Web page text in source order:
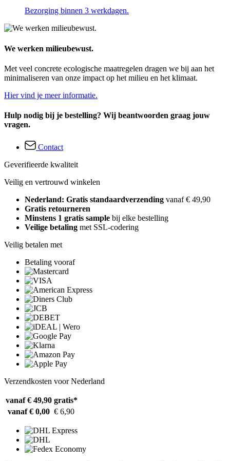
Bezorging binnen 3 werkdagen.
We werken milieubewust.
Met veel concrete ecologische maatregelen dragen we bij aan het
minimaliseren van onze impact op het milieu en het klimaat.
Hier vind je meer informatie.
Hulp nodig bij je bestelling? Wij beantwoorden graag jouw
vragen.
Contact
Geverifieerde kwaliteit
Veilig en vertrouwd winkelen
Nederland: Gratis standaardverzending vanaf € 49,90
Gratis retourneren
Minstens 1 gratis sample bij elke bestelling
Veilige betaling met SSL-codering
Veilig betalen met
Betaling vooraf
Verzendkosten voor Nederland
vanaf € 49,90 gratis*
vanaf € 0,00 € 6,90